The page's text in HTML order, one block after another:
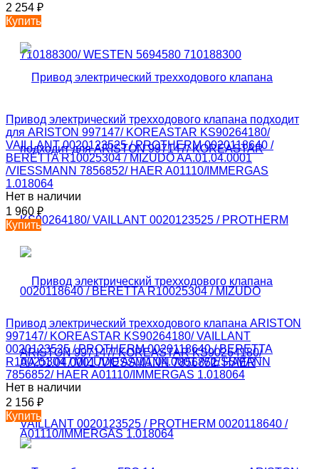
2 254 ₽
Купить
Привод электрический трехходового клапана подходит
для ARISTON 997147/ KOREASTAR KS90264180/
VAILLANT 0020123525 / PROTHERM 0020118640 /
BERETTA R10025304 / MIZUDO AA.01.04.0001
/VIESSMANN 7856852/ HAER A01110/IMMERGAS
1.018064
Нет в наличии
1 960 ₽
Купить
Привод электрический трехходового клапана ARISTON
997147/ KOREASTAR KS90264180/ VAILLANT
0020123525 / PROTHERM 0020118640 / BERETTA
R10025304 / MIZUDO AA.01.04.0001 /VIESSMANN
7856852/ HAER A01110/IMMERGAS 1.018064
Нет в наличии
2 156 ₽
Купить